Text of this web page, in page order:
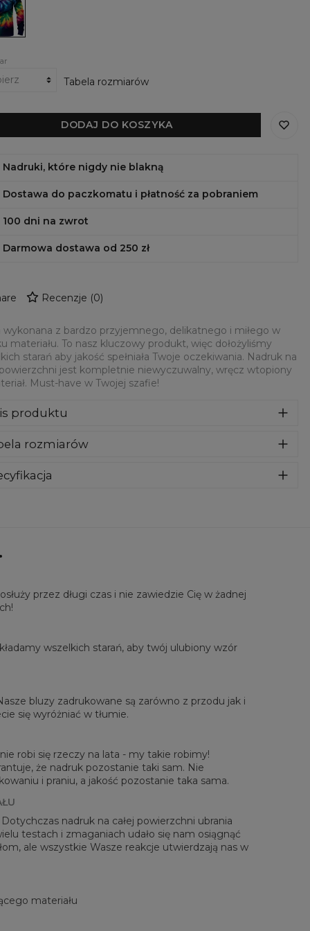
Tabela rozmiarów
DODAJ DO KOSZYKA
Nadruki, które nigdy nie blakną
Dostawa do paczkomatu i płatność za pobraniem
100 dni na zwrot
Darmowa dostawa od 250 zł
Recenzje (0)
wykonana z bardzo przyjemnego, delikatnego i miłego w
materiału. To nasz kluczowy produkt, więc dołożyliśmy
starań aby jakość spełniała Twoje oczekiwania. Nadruk na
powierzchni jest kompletnie niewyczuwalny, wręcz wtopiony
Must-have w Twojej szafie!
produktu
z wysokiej jakości nadrukiem z przodu i z tyłu.
Trwałe, wzmocnione szwy są kolorowe, aby zachować
rozmiarów
rękawów
63 64 65 66 66
przez długi czas i nie zawiedzie Cię w żadnej
wszelkich starań, aby twój ulubiony wzór
bluzy zadrukowane są zarówno z przodu jak i
się wyróżniać w tłumie.
robi się rzeczy na lata - my takie robimy!
że nadruk pozostanie taki sam. Nie
i praniu, a jakość pozostanie taka sama.
nadruk na całej powierzchni ubrania
testach i zmaganiach udało się nam osiągnąć
ale wszystkie Wasze reakcje utwierdzają nas w
materiału